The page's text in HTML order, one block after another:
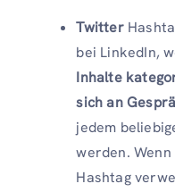
Twitter
bei LinkedIn,
Inhalte
sich an
jedem
werden.
Hashtag